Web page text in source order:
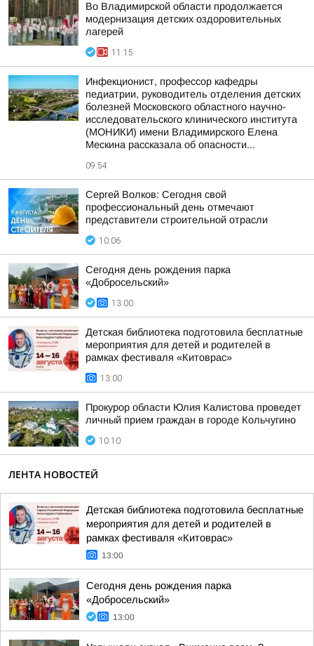
Во Владимирской области продолжается
модернизация детских оздоровительных
лагерей
11:15
Инфекционист, профессор кафедры
педиатрии, руководитель отделения детских
болезней Московского областного научно-
исследовательского клинического института
(МОНИКИ) имени Владимирского Елена
Мескина рассказала об опасности...
09:54
Сергей Волков: Сегодня свой
профессиональный день отмечают
представители строительной отрасли
10:06
Сегодня день рождения парка
«Добросельский»
13:00
Детская библиотека подготовила бесплатные
мероприятия для детей и родителей в
рамках фестиваля «Китоврас»
13:00
Прокурор области Юлия Калистова проведет
личный прием граждан в городе Кольчугино
10:10
ЛЕНТА НОВОСТЕЙ
Детская библиотека подготовила бесплатные
мероприятия для детей и родителей в
рамках фестиваля «Китоврас»
13:00
Сегодня день рождения парка
«Добросельский»
13:00